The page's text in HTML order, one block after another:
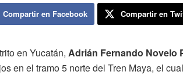
Compartir en Facebook Compartir en
en Yucatán, Adrián Fernando Novelo
en el tramo 5 norte del Tren Maya, el